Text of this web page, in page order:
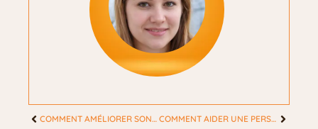
COMMENT AMÉLIORER SON MAQUILLAGE ? COMMENT AIDER UNE PERSONNE DÉPRESSIVE ? NOS CONSEILS !